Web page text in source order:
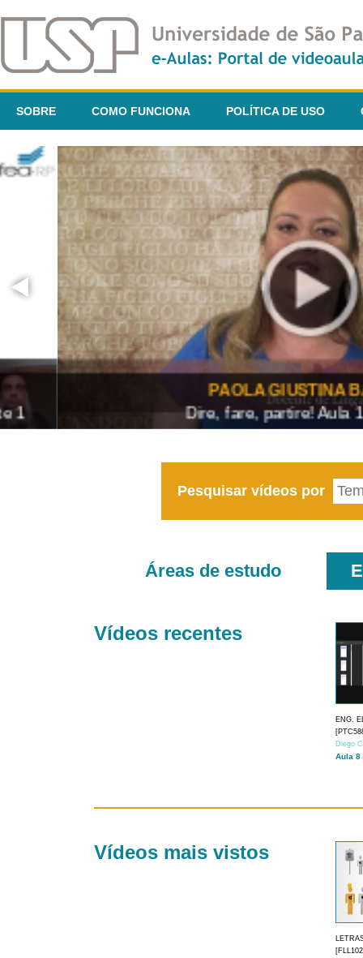
SOBRE COMO FUNCIONA POLÍTICA DE USO
PAOLA GIUSTINA BACCIN
Dire, fare, partire! Aula 1 –
Pesquisar vídeos por
Áreas de estudo
Vídeos recentes
ENG.
Diego
Aula 8
Vídeos mais vistos